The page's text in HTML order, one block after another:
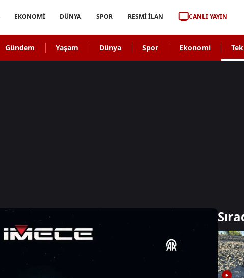
EKONOMİ DÜNYA SPOR RESMİ İLAN CANLI YAYIN
Gündem Yaşam Dünya Spor Ekonomi